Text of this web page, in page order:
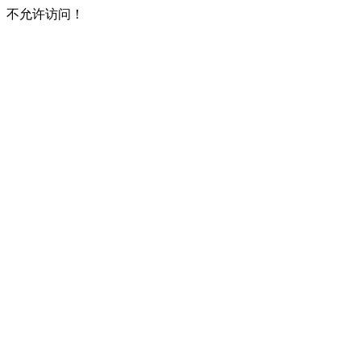
不允许访问！